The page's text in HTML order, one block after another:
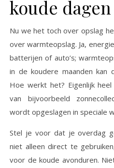
koude dagen
Nu we het toch over opslag
over warmteopslag. Ja,
batterijen of auto’s;
in de koudere maanden kan
Hoe werkt het? Eigenlijk
van bijvoorbeeld
wordt opgeslagen in speciale
Stel je voor dat je overdag
niet alleen direct te
voor de koude avonduren.